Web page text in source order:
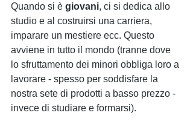
Quando si è giovani, ci si dedica allo
studio e al costruirsi una carriera,
imparare un mestiere ecc. Questo
avviene in tutto il mondo (tranne dove
lo sfruttamento dei minori obbliga loro a
lavorare - spesso per soddisfare la
nostra sete di prodotti a basso prezzo -
invece di studiare e formarsi).